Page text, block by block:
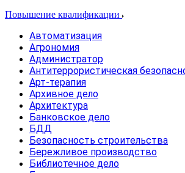
Повышение квалификации
Автоматизация
Агрономия
Администратор
Антитеррористическая
Арт-терапия
Архивное дело
Архитектура
Банковское дело
БДД
Безопасность строительства
Бережливое производство
Библиотечное дело